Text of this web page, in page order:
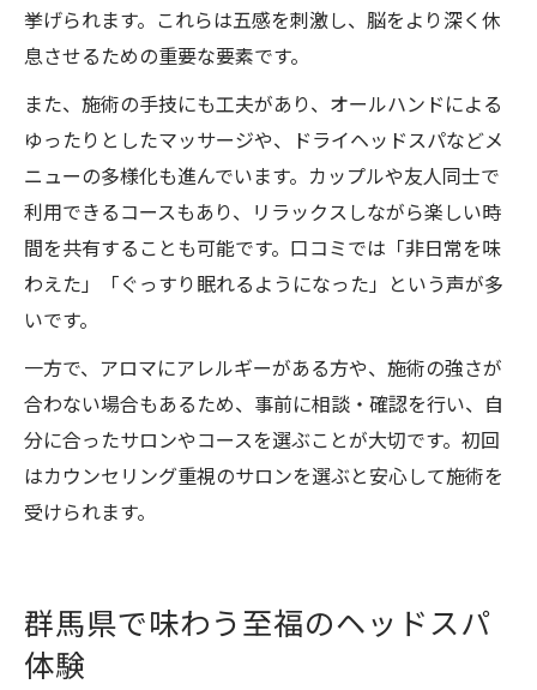
挙げられます。これらは五感を刺激し、脳をより深く休
息させるための重要な要素です。
また、施術の手技にも工夫があり、オールハンドによる
ゆったりとしたマッサージや、ドライヘッドスパなどメ
ニューの多様化も進んでいます。カップルや友人同士で
利用できるコースもあり、リラックスしながら楽しい時
間を共有することも可能です。口コミでは「非日常を味
わえた」「ぐっすり眠れるようになった」という声が多
いです。
一方で、アロマにアレルギーがある方や、施術の強さが
合わない場合もあるため、事前に相談・確認を行い、自
分に合ったサロンやコースを選ぶことが大切です。初回
はカウンセリング重視のサロンを選ぶと安心して施術を
受けられます。
群馬県で味わう至福のヘッドスパ
体験